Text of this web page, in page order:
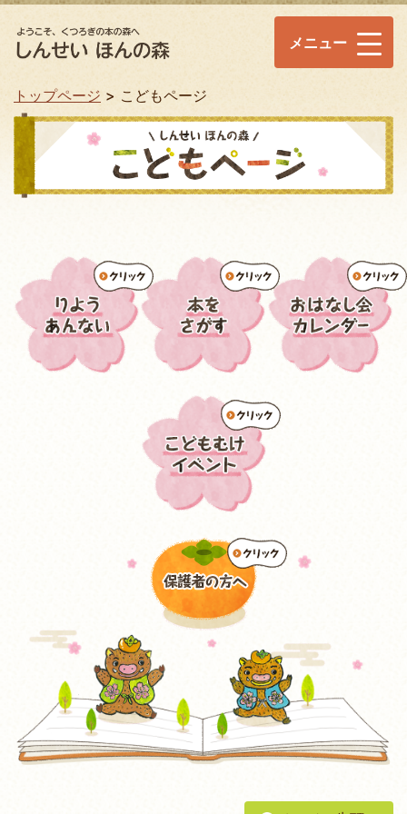
メニュー
トップページ こどもページ